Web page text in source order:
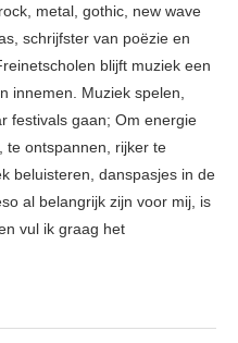
metal, gothic, new wave
schrijfster van poëzie en
blijft muziek een
innemen. Muziek spelen,
festivals gaan; Om energie
te ontspannen, rijker te
beluisteren, danspasjes in de
al belangrijk zijn voor mij, is
vul ik graag het